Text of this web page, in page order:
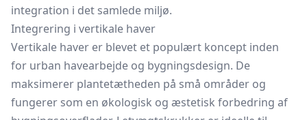
integration i det samlede miljø.
Integrering i vertikale haver
Vertikale haver er blevet et populært koncept inden
for urban havearbejde og bygningsdesign. De
maksimerer plantetætheden på små områder og
fungerer som en økologisk og æstetisk forbedring af